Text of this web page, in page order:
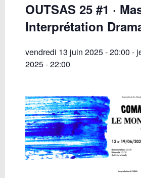
OUTSAS 25 #1 ·
Interprétation
vendredi 13 juin 2025 - 20:00 -
2025 - 22:00